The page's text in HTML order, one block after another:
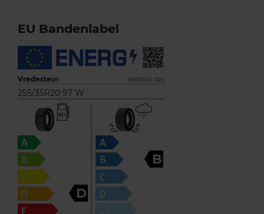
EU Bandenlabel
Vredestein WINTRAC PRO
255/35R20 97 W
D
B